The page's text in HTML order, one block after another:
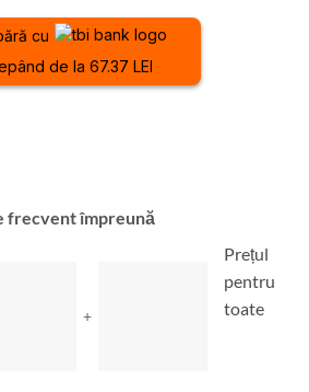
cu
de la 67.37 LEI
frecvent împreună
+
Prețul
pentru
toate